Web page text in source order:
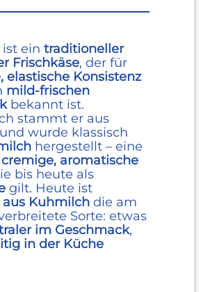
ist ein traditioneller
Frischkäse, der für
elastische Konsistenz
mild‑frischen
bekannt ist.
stammt er aus
und wurde klassisch
hergestellt – eine
cremige, aromatische
bis heute als
gilt. Heute ist
aus Kuhmilch die am
Sorte: etwas
im Geschmack,
in der Küche